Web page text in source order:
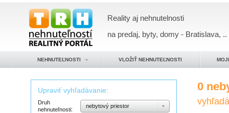
Reality aj nehnutelnosti
na predaj, byty, domy - Bratislava, ..
NEHNUTEĽNOSTI VLOŽIŤ NEHNUTEĽNOSTI
Upraviť vyhľadávanie:
Druh
nehnuteľnosti:
nebytový priestor
0